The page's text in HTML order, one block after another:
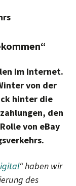
im Internet.
von der
hinter die
den
von eBay
“ haben wir
des